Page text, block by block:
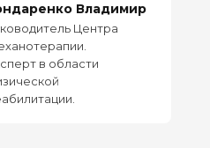
Владимир
Центра
в области